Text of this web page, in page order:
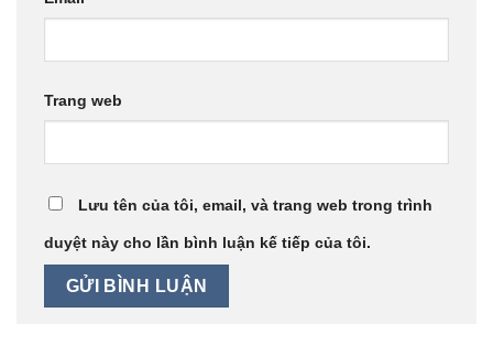
Trang web
Lưu tên của tôi, email, và trang web trong trình
duyệt này cho lần bình luận kế tiếp của tôi.